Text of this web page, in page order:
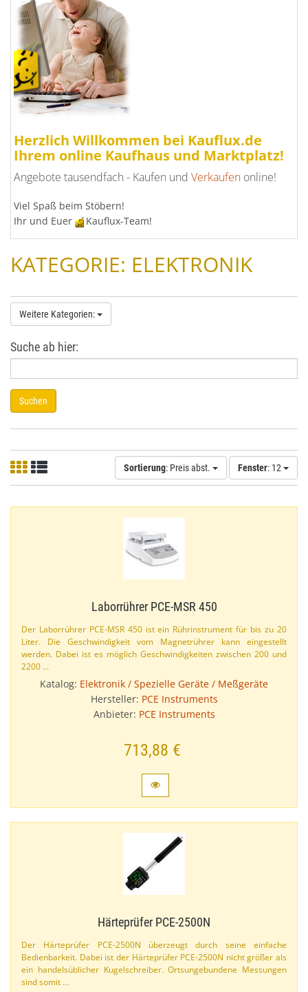
Herzlich Willkommen bei Kauflux.de
Ihrem online Kaufhaus und Marktplatz!
Angebote tausendfach - Kaufen und Verkaufen online!
Viel Spaß beim Stöbern!
Ihr und Euer
Kauflux-Team!
KATEGORIE: ELEKTRONIK
Weitere Kategorien:
Suche ab hier:
Suchen
Sortierung: Preis abst. Fenster: 12
Laborrührer PCE-​MSR 450
Der Laborrührer PCE-​MSR 450 ist ein Rührinstrument für bis zu 20
Liter. Die Geschwindigkeit vom Magnetrührer kann eingestellt
werden. Dabei ist es möglich Geschwindigkeiten zwischen 200 und
2200 …
Katalog: Elektronik / Spezielle Geräte / Meßgeräte
Hersteller: PCE Instruments
Anbieter: PCE Instruments
713,88 €
Härteprüfer PCE-​2500N
Der Härteprüfer PCE-​2500N überzeugt durch seine einfache
Bedienbarkeit. Dabei ist der Härteprüfer PCE-​2500N nicht größer als
ein handelsüblicher Kugelschreiber. Ortsungebundene Messungen
sind somit …